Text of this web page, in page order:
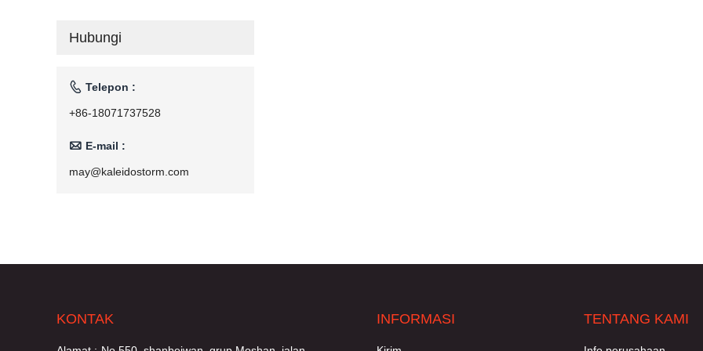
Hubungi
 Telepon :
+86-18071737528
 E-mail :
may@kaleidostorm.com
KONTAK INFORMASI TENTANG KAMI